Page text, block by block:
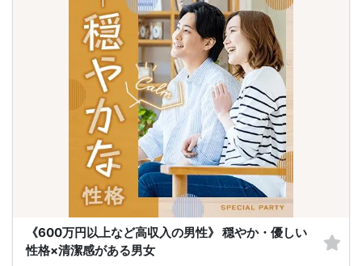
《600万円以上など高収入の男性》 穏やか・優しい
性格×清潔感がある男女